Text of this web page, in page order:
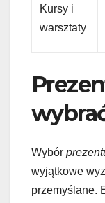
Kursy i
warsztaty
Wybór
wyjątkowe
przemyślane.